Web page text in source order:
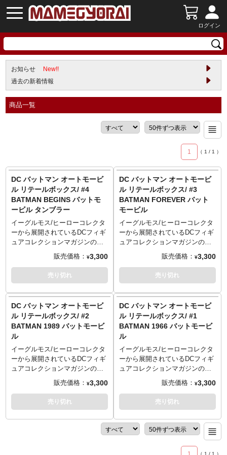
ログイン
お知らせ
New!!
過去の新着情報
商品一覧
1 （ 1 / 1 ）
DC バットマン オートモービ
ル リテールボックス/ #4
BATMAN BEGINS バットモ
ービル タンブラー
イーグルモス/ヒーローコレクタ
ーから展開されているDCフィギ
ュアコレクションマガジンの
「オートモービル」シリーズ。
ビークルの性能、搭載武器、そ
のフォルムなどを詳細に記載さ
れているコミックにミニチュア
ーズが復活です。
販売価格： ¥3,300
売り切れ
DC バットマン オートモービ
ル リテールボックス/ #3
BATMAN FOREVER バット
モービル
イーグルモス/ヒーローコレクタ
ーから展開されているDCフィギ
ュアコレクションマガジンの
「オートモービル」シリーズ。
ビークルの性能、搭載武器、そ
のフォルムなどを詳細に記載さ
れているコミックにミニチュア
ーズが復活です。
販売価格： ¥3,300
売り切れ
DC バットマン オートモービ
ル リテールボックス/ #2
BATMAN 1989 バットモービ
ル
イーグルモス/ヒーローコレクタ
ーから展開されているDCフィギ
ュアコレクションマガジンの
「オートモービル」シリーズ。
ビークルの性能、搭載武器、そ
のフォルムなどを詳細に記載さ
れているコミックにミニチュア
にはたまらない仕様なこのシリ
販売価格： ¥3,300
売り切れ
DC バットマン オートモービ
ル リテールボックス/ #1
BATMAN 1966 バットモービ
ル
イーグルモス/ヒーローコレクタ
ーから展開されているDCフィギ
ュアコレクションマガジンの
「オートモービル」シリーズ。
ビークルの性能、搭載武器、そ
のフォルムなどを詳細に記載さ
れているコミックにミニチュア
にはたまらない仕様なこのシリ
ーズが復活です。
販売価格： ¥3,300
売り切れ
（ 1 / 1 ）